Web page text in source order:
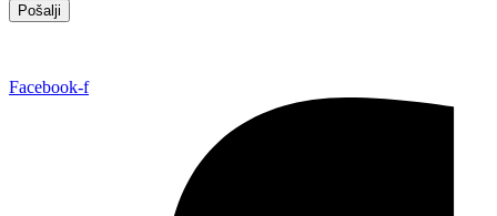
Pošalji
Facebook-f